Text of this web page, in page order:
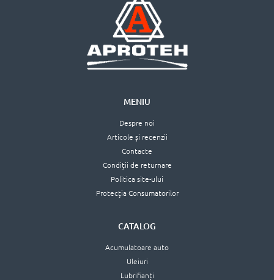
MENIU
Despre noi
Articole și recenzii
Contacte
Condiții de returnare
Politica site-ului
Protecţia Consumatorilor
CATALOG
Acumulatoare auto
Uleiuri
Lubrifianți